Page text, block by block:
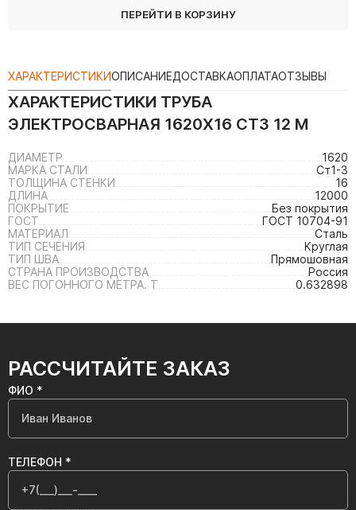
ПЕРЕЙТИ В КОРЗИНУ
ХАРАКТЕРИСТИКИОПИСАНИЕДОСТАВКАОПЛАТАОТЗЫВЫ
ХАРАКТЕРИСТИКИ ТРУБА
ЭЛЕКТРОСВАРНАЯ 1620Х16 СТ3 12 М
ДИАМЕТР
1620
МАРКА СТАЛИ
Ст1-3
ТОЛЩИНА СТЕНКИ
16
ДЛИНА
12000
ПОКРЫТИЕ
Без покрытия
ГОСТ
ГОСТ 10704-91
МАТЕРИАЛ
Сталь
ТИП СЕЧЕНИЯ
Круглая
ТИП ШВА
Прямошовная
СТРАНА ПРОИЗВОДСТВА
Россия
ВЕС ПОГОННОГО МЕТРА. Т
0.632898
РАССЧИТАЙТЕ ЗАКАЗ
ФИО *
ТЕЛЕФОН *